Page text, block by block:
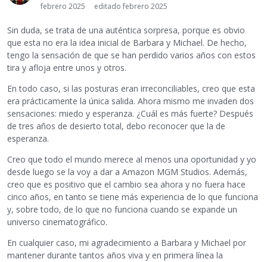
febrero 2025
editado febrero 2025
Sin duda, se trata de una auténtica sorpresa, porque es obvio
que esta no era la idea inicial de Barbara y Michael. De hecho,
tengo la sensación de que se han perdido varios años con estos
tira y afloja entre unos y otros.
En todo caso, si las posturas eran irreconciliables, creo que esta
era prácticamente la única salida. Ahora mismo me invaden dos
sensaciones: miedo y esperanza. ¿Cuál es más fuerte? Después
de tres años de desierto total, debo reconocer que la de
esperanza.
Creo que todo el mundo merece al menos una oportunidad y yo
desde luego se la voy a dar a Amazon MGM Studios. Además,
creo que es positivo que el cambio sea ahora y no fuera hace
cinco años, en tanto se tiene más experiencia de lo que funciona
y, sobre todo, de lo que no funciona cuando se expande un
universo cinematográfico.
En cualquier caso, mi agradecimiento a Barbara y Michael por
mantener durante tantos años viva y en primera línea la